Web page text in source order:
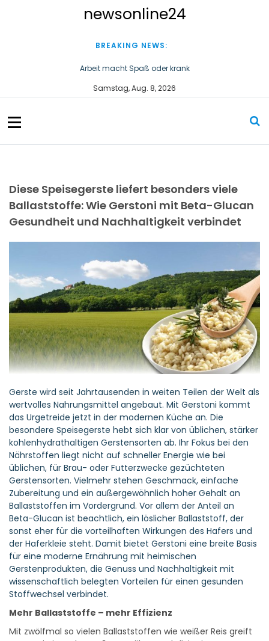
o
n
newsonline24
BREAKING NEWS:
Arbeit macht Spaß oder krank
Wirtschaftsstaatssekretär Thomas Dörflinger besucht
Handwerksbetrieb im Kammerbezirk Freiburg
Samstag, Aug. 8, 2026
Diese Speisegerste liefert besonders viele
Ballaststoffe: Wie Gerstoni mit Beta-Glucan
Gesundheit und Nachhaltigkeit verbindet
Gerste wird seit Jahrtausenden in weiten Teilen der Welt als
wertvolles Nahrungsmittel angebaut. Mit Gerstoni kommt
das Urgetreide jetzt in der modernen Küche an. Die
besondere Speisegerste hebt sich klar von üblichen, stärker
kohlenhydrathaltigen Gerstensorten ab. Ihr Fokus bei den
Nährstoffen liegt nicht auf schneller Energie wie bei
üblichen, für Brau- oder Futterzwecke gezüchteten
Gerstensorten. Vielmehr stehen Geschmack, einfache
Zubereitung und ein außergewöhnlich hoher Gehalt an
Ballaststoffen im Vordergrund. Vor allem der Anteil an
Beta-Glucan ist beachtlich, ein löslicher Ballaststoff, der
sonst eher für die vorteilhaften Wirkungen des Hafers und
der Haferkleie steht. Damit bietet Gerstoni eine breite Basis
für eine moderne Ernährung mit heimischen
Gerstenprodukten, die Genuss und Nachhaltigkeit mit
wissenschaftlich belegten Vorteilen für einen gesunden
Stoffwechsel verbindet.
Mehr Ballaststoffe – mehr Effizienz
Mit zwölfmal so vielen Ballaststoffen wie weißer Reis greift